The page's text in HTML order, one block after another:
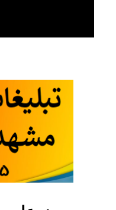
content